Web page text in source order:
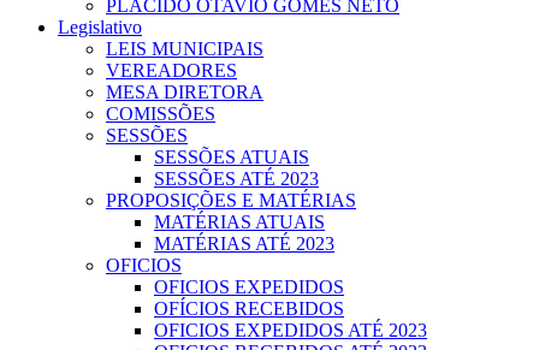
PLACIDO OTAVIO GOMES NETO
Legislativo
LEIS MUNICIPAIS
VEREADORES
MESA DIRETORA
COMISSÕES
SESSÕES
SESSÕES ATUAIS
SESSÕES ATÉ 2023
PROPOSIÇÕES E MATÉRIAS
MATÉRIAS ATUAIS
MATÉRIAS ATÉ 2023
OFICIOS
OFICIOS EXPEDIDOS
OFÍCIOS RECEBIDOS
OFICIOS EXPEDIDOS ATÉ 2023